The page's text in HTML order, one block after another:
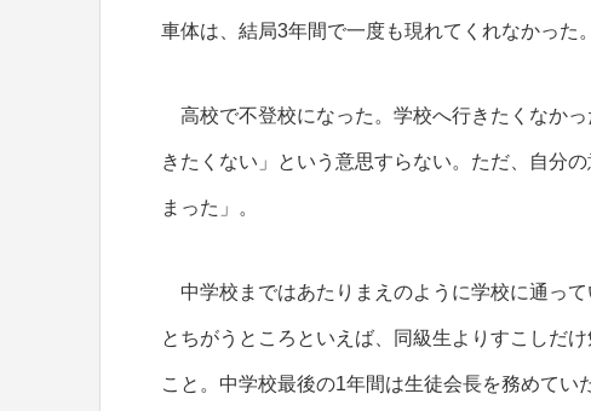
車体は、結局3年間で一度も現れてくれなかった。
高校で不登校になった。学校へ行きたくなか
きたくない」という意思すらない。ただ、自分
まった」。
中学校まではあたりまえのように学校に通っ
とちがうところといえば、同級生よりすこしだ
こと。中学校最後の1年間は生徒会長を務めてい